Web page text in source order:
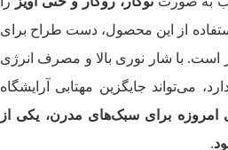
از این محصول، دست طراح برای
است. با شار نوری بالا و مصرف انرژی
می‌تواند جایگزین مهتابی آرایشگاه
امروزه برای سبک‌های مدرن، یکی از
.